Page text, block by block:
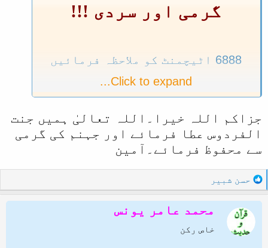
گرمی اور سردی !!!
6888 اٹیچمنٹ کو ملاحظہ فرمائیں
garmi o sardi :
عن أَبی هُرَيْرَةَ رَضِيَ اللَّهُ عَنْهُ يَقُولُ
قَالَ رَسُولُ اللَّهِ صَلَّى اللَّهُ عَلَيْهِ وَسَلَّمَ
اشْتَكَتْ النَّارُ إِلَى رَبِّهَا فَقَالَتْ رَبِّ أَكَلَ
بَعْضِي بَعْضًا فَأَذِنَ لَهَا بِنَفَسَيْنِ نَفَسٍ فِي
Click to expand...
جزاکم اللہ خیرا۔اللہ تعالیٰ ہمیں جنت
الفردوس عطا فرمائے اور جہنم کی گرمی
سے محفوظ فرمائے۔آمین
R
e
a
c
t
حسن شبیر
محمد عامر یونس
خاص رکن